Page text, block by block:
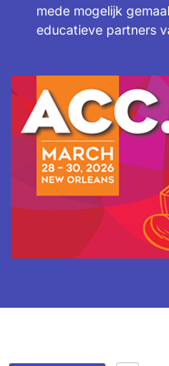
mede mogelijk
educatieve partners